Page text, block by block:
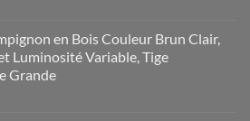
en Bois Couleur Brun Clair,
Luminosité Variable, Tige
Grande